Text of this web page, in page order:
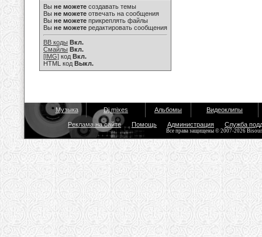
Вы не можете создавать темы
Вы не можете отвечать на сообщения
Вы не можете прикреплять файлы
Вы не можете редактировать сообщения
BB коды Вкл.
Смайлы Вкл.
[IMG] код Вкл.
HTML код Выкл.
Музыка Dj mixes Альбомы Видеоклипы
Реклама на сайте Помощь Администрация Служба
Все права защищены © 2007-2026